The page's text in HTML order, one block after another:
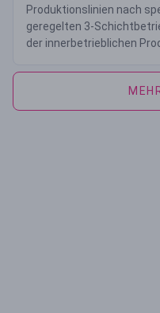
Produktionslinien nach
geregelten 3-
der innerbetrieblichen